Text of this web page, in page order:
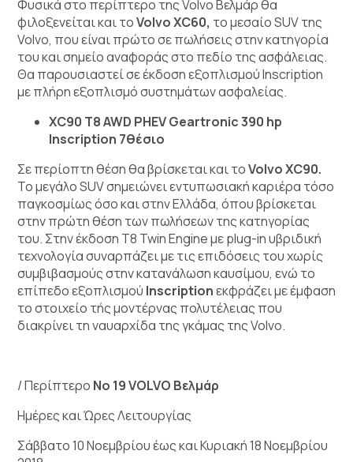
Φυσικά στο περίπτερο της Volvo Βελμάρ θα
φιλοξενείται και τοVolvoXC60, το μεσαίο SUV της
Volvo, που είναι πρώτο σε πωλήσεις στην κατηγορία
του και σημείο αναφοράς στο πεδίο της ασφάλειας.
Θα παρουσιαστεί σε έκδοση εξοπλισμού Inscription
με πλήρη εξοπλισμό συστημάτων ασφαλείας.
XC90 T8 AWD PHEV Geartronic 390 hp
Inscription 7θέσιο
Σε περίοπτη θέση θα βρίσκεται και τοVolvoXC90.
Το μεγάλο SUV σημειώνει εντυπωσιακή καριέρα τόσο
παγκοσμίως όσο και στην Ελλάδα, όπου βρίσκεται
στην πρώτη θέση των πωλήσεων της κατηγορίας
του. Στην έκδοση Τ8 Twin Engine με plug-in υβριδική
τεχνολογία συναρπάζει με τις επιδόσεις του χωρίς
συμβιβασμούς στην κατανάλωση καυσίμου, ενώ το
επίπεδο εξοπλισμού Inscriptionεκφράζει με έμφαση
το στοιχείο τής μοντέρνας πολυτέλειας που
διακρίνει τη ναυαρχίδα της γκάμας της Volvo.
/ Περίπτερο Νο 19 VOLVO Βελμάρ
Ημέρες και Ώρες Λειτουργίας
Σάββατο 10 Νοεμβρίου έως και Κυριακή 18 Νοεμβρίου